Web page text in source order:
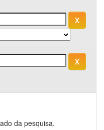
da pesquisa.